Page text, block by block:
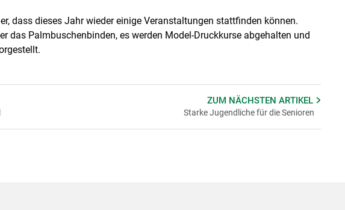
dass dieses Jahr wieder einige Veranstaltungen stattfinden können.
das Palmbuschenbinden, es werden Model-Druckkurse abgehalten und
ZUM NÄCHSTENARTIKEL
Starke Jugendliche für die Senioren